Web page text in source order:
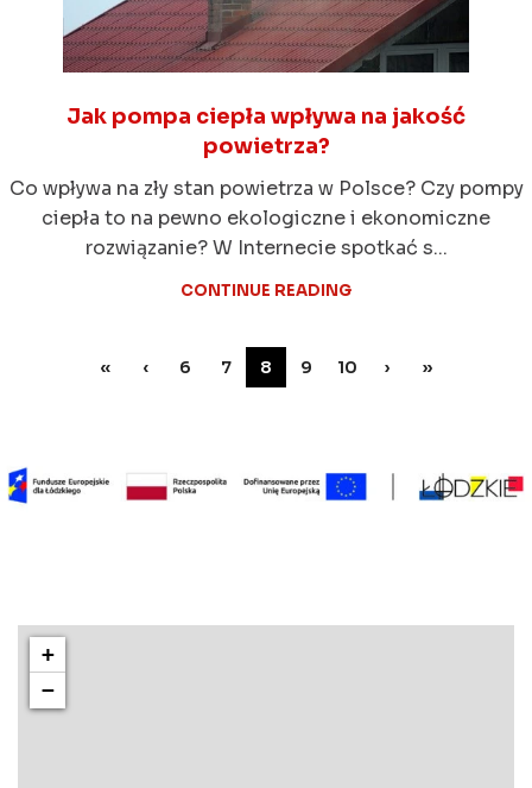
Jak pompa ciepła wpływa na jakość
powietrza?
Co wpływa na zły stan powietrza w Polsce? Czy pompy
ciepła to na pewno ekologiczne i ekonomiczne
rozwiązanie? W Internecie spotkać s...
CONTINUE READING
« ‹ 6 7 8 9 10 › »
+
−